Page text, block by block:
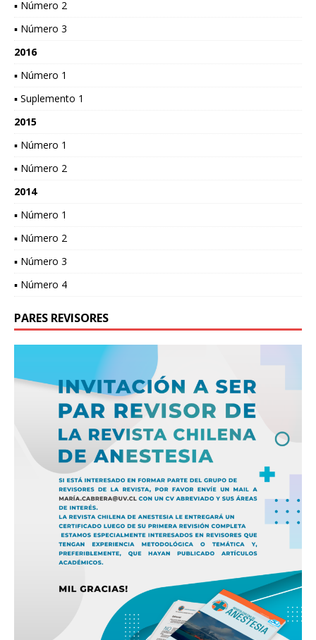
▪ Número 2
▪ Número 3
2016
▪ Número 1
▪ Suplemento 1
2015
▪ Número 1
▪ Número 2
2014
▪ Número 1
▪ Número 2
▪ Número 3
▪ Número 4
PARES REVISORES